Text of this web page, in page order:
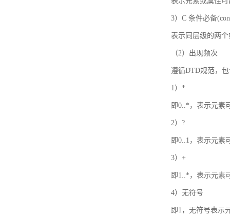
3）C 条件必备
表示同层级的两
（2）出现频次
遵循DTD规范，
1）*
即0..*，表示元素
2）?
即0..1，表示元素
3）+
即1..*，表示元素
4）无符号
即1，无符号表示